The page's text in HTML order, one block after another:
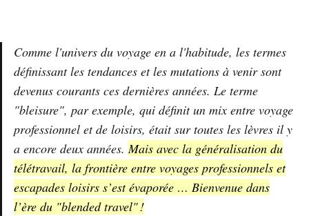
Comme l'univers du voyage en a l'habitude, les termes
définissant les tendances et les mutations à venir sont
devenus courants ces dernières années. Le terme
"bleisure", par exemple, qui définit un mix entre voyage
professionnel et de loisirs, était sur toutes les lèvres il y
a encore deux années.Mais avec la généralisation du
télétravail, la frontière entre voyages professionnels et
escapades loisirs s’est évaporée … Bienvenue dans
l’ère du "blended travel" !